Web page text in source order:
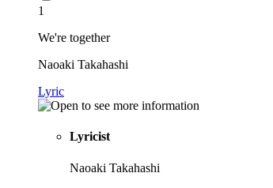
1
We're together
Naoaki Takahashi
Lyric
Lyricist
Naoaki Takahashi